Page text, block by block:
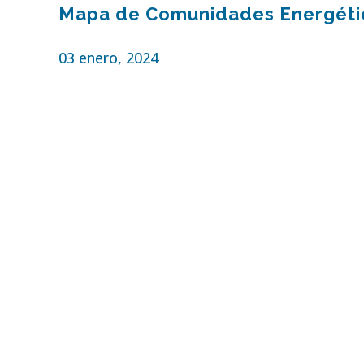
Mapa de Comunidades
03 enero, 2024